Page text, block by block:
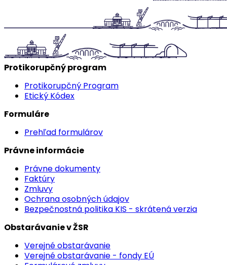
Protikorupčný program
Protikorupčný Program
Etický Kódex
Formuláre
Prehľad formulárov
Právne informácie
Právne dokumenty
Faktúry
Zmluvy
Ochrana osobných údajov
Bezpečnostná politika KIS - skrátená verzia
Obstarávanie v ŽSR
Verejné obstarávanie
Verejné obstarávanie - fondy EÚ